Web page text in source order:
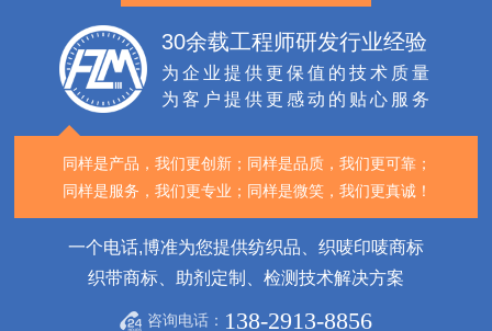
30余载工程师研发行业经验
为企业提供更保值的技术质量
为客户提供更感动的贴心服务
同样是产品，我们更创新； 同样是品质，我们更可靠；
同样是服务，我们更专业； 同样是微笑，我们更真诚！
一个电话,博准为您提供纺织品、织唛印唛商标
织带商标、助剂定制、检测技术解决方案
咨询电话： 138-2913-8856